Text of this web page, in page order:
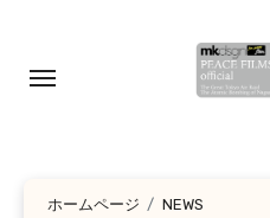
ホームページ
NEWS